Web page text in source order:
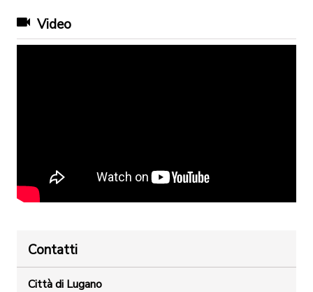
Video
Contatti
Città di Lugano